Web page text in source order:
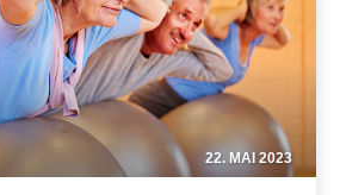
22. MAI 2023